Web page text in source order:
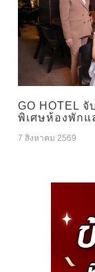
GO HOTEL
พิเศษห้องพักแ
7 สิงหาคม 2569